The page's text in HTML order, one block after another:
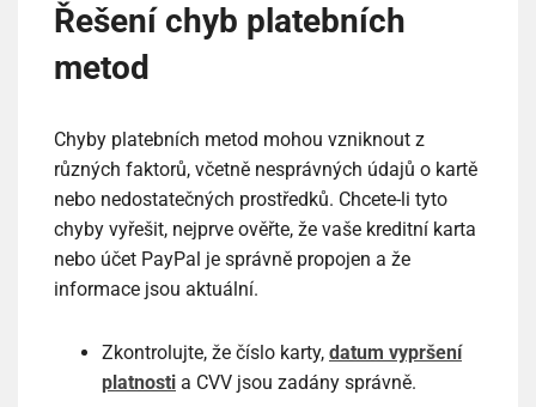
Řešení chyb platebních
metod
Chyby platebních metod mohou vzniknout z
různých faktorů, včetně nesprávných údajů o kartě
nebo nedostatečných prostředků. Chcete-li tyto
chyby vyřešit, nejprve ověřte, že vaše kreditní karta
nebo účet PayPal je správně propojen a že
informace jsou aktuální.
Zkontrolujte, že číslo karty, datum vypršení
platnosti a CVV jsou zadány správně.